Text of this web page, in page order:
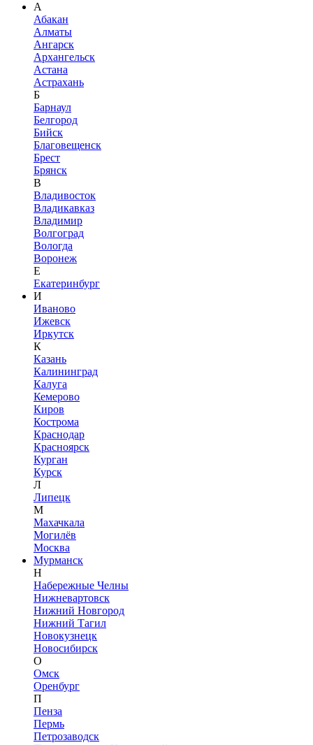
А
Абакан
Алматы
Ангарск
Архангельск
Астана
Астрахань
Б
Барнаул
Белгород
Бийск
Благовещенск
Брест
Брянск
В
Владивосток
Владикавказ
Владимир
Волгоград
Вологда
Воронеж
Е
Екатеринбург
И
Иваново
Ижевск
Иркутск
К
Казань
Калининград
Калуга
Кемерово
Киров
Кострома
Краснодар
Красноярск
Курган
Курск
Л
Липецк
М
Махачкала
Могилёв
Москва
Мурманск
Н
Набережные Челны
Нижневартовск
Нижний Новгород
Нижний Тагил
Новокузнецк
Новосибирск
О
Омск
Оренбург
П
Пенза
Пермь
Петрозаводск